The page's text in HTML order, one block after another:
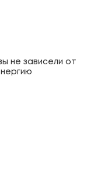
не зависели от